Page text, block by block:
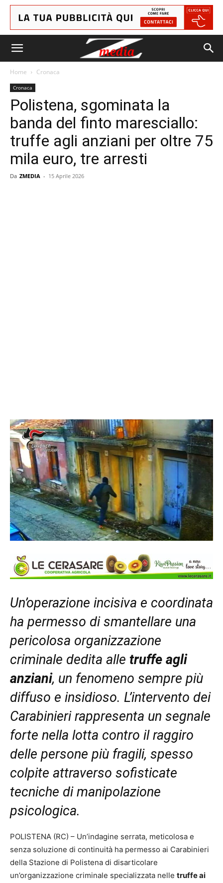
Home Cronaca
Cronaca
Polistena, sgominata la
banda del finto maresciallo:
truffe agli anziani per oltre 75
mila euro, tre arresti
Da ZMEDIA - 15 Aprile 2026
Un’operazione incisiva e coordinata
ha permesso di smantellare una
pericolosa organizzazione
criminale dedita alle truffe agli
anziani, un fenomeno sempre più
diffuso e insidioso. L’intervento dei
Carabinieri rappresenta un segnale
forte nella lotta contro il raggiro
delle persone più fragili, spesso
colpite attraverso sofisticate
tecniche di manipolazione
psicologica.
POLISTENA (RC) – Un’indagine serrata, meticolosa e
senza soluzione di continuità ha permesso ai Carabinieri
della Stazione di Polistena di disarticolare
un’organizzazione criminale specializzata nelle truffe ai